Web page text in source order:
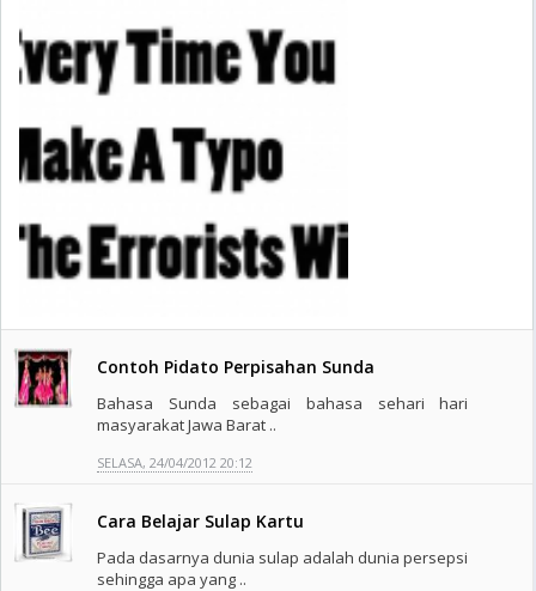
Contoh Pidato Perpisahan Sunda
Bahasa Sunda sebagai bahasa sehari hari
masyarakat Jawa Barat ..
SELASA, 24/04/2012 20:12
Cara Belajar Sulap Kartu
Pada dasarnya dunia sulap adalah dunia persepsi
sehingga apa yang ..